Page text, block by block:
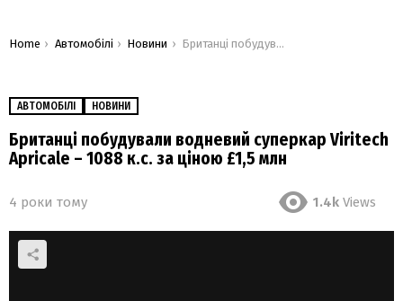
You are here:
Home Автомобілі Новини Британці побудували водневий суперкар Viritech Apricale – 1088 к.с. за ціною £1,5 млн
АВТОМОБІЛІ НОВИНИ
Британці побудували водневий суперкар Viritech
Apricale – 1088 к.с. за ціною £1,5 млн
4 роки тому 1.4k Views